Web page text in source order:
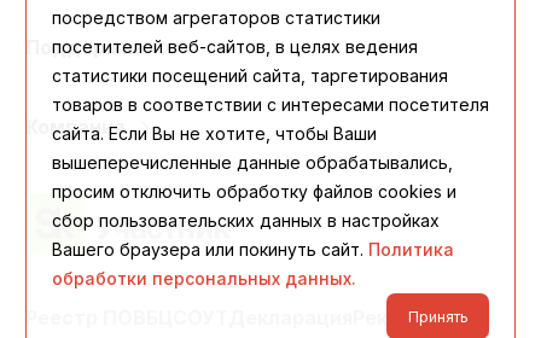
Поддержка
Компания
Реквизиты
посредством агрегаторов статистики
посетителей веб-сайтов, в целях ведения
статистики посещений сайта, таргетирования
товаров в соответствии с интересами посетителя
сайта. Если Вы не хотите, чтобы Ваши
вышеперечисленные данные обрабатывались,
просим отключить обработку файлов cookies и
сбор пользовательских данных в настройках
Вашего браузера или покинуть сайт. Политика
обработки персональных данных.
Принять